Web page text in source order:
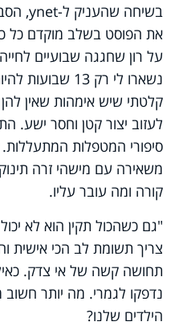
בשיחה שהעניק ל-ynet
,
את הפוסט בשלב מוקדם כל
על רון שחגגה שבועיים
נשארו לי רק 13
קלטתי שיש אימהות שאין
לעזוב יצור קטן וחסר ישע.
סיפורי המטפלות
משאירה עם מישהי זרה
קורה ומה עובר עליו.
"גם כשהכול תקין הוא לא
צריך תשומת לב הכי אישית
תחושה קשה של אי צדק.
נדפקו לגמרי. מה יותר
הילדים שלנו?